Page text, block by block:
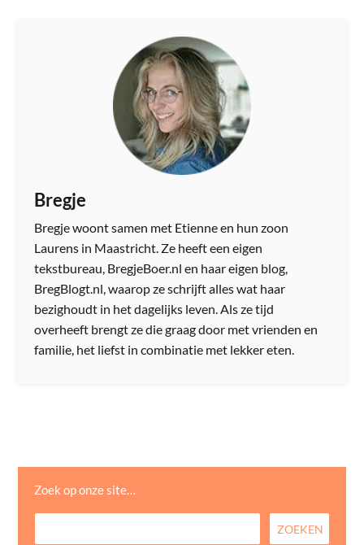
Bregje
Bregje woont samen met Etienne en hun zoon
Laurens in Maastricht. Ze heeft een eigen
tekstbureau, BregjeBoer.nl en haar eigen blog,
BregBlogt.nl, waarop ze schrijft alles wat haar
bezighoudt in het dagelijks leven. Als ze tijd
overheeft brengt ze die graag door met vrienden en
familie, het liefst in combinatie met lekker eten.
Zoek op onze site…